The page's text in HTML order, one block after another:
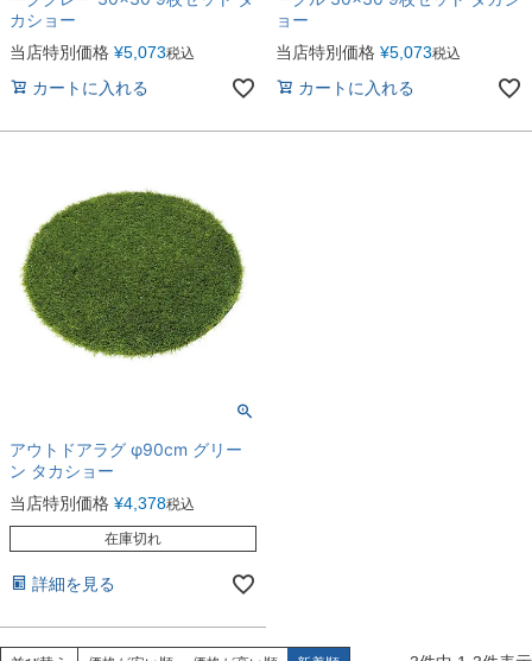
カショー
当店特別価格 ¥5,073税込
カートに入れる
ョー
当店特別価格 ¥5,073税込
カートに入れる
アウトドアラグ φ90cm グリー
ン タカショー
当店特別価格 ¥4,378税込
在庫切れ
詳細を見る